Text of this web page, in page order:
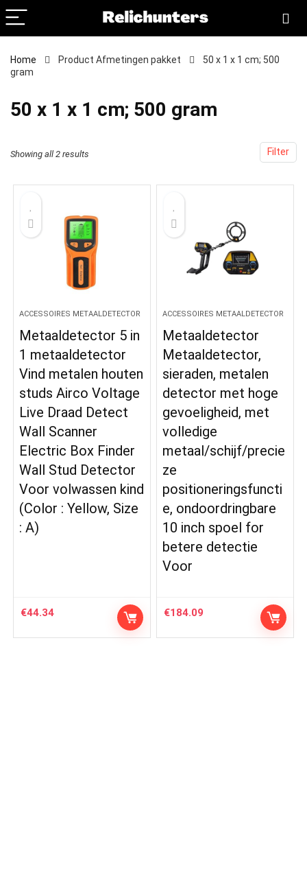
Home Product Afmetingen pakket
‎50 x 1 x 1 cm; 500
gram
‎50 x 1 x 1 cm; 500 gram
Filter
Showing all 2 results
ACCESSOIRES METAALDETECTOR
Metaaldetector 5 in
1 metaaldetector
Vind metalen houten
studs Airco Voltage
Live Draad Detect
Wall Scanner
Electric Box Finder
Wall Stud Detector
Voor volwassen kind
(Color : Yellow, Size
: A)
€44.34
ACCESSOIRES METAALDETECTOR
Metaaldetector
Metaaldetector,
sieraden, metalen
detector met hoge
gevoeligheid, met
volledige
metaal/schijf/precie
ze
positioneringsfuncti
e, ondoordringbare
10 inch spoel for
betere detectie
Voor
€184.09